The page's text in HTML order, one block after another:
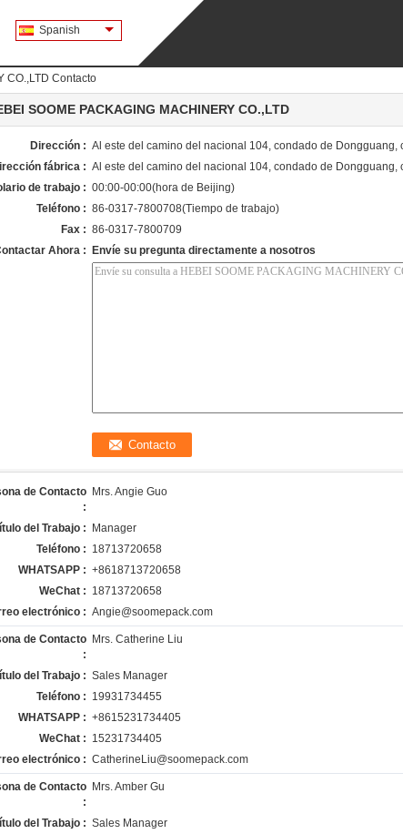
Spanish
CO.,LTD Contacto
SOOME PACKAGING MACHINERY CO.,LTD
Dirección : Al este del camino del nacional 104, condado de
fábrica : Al este del camino del nacional 104, condado de
de trabajo : 00:00-00:00(hora de Beijing)
Teléfono : 86-0317-7800708(Tiempo de trabajo)
Fax : 86-0317-7800709
Ahora :
Envíe su pregunta directamente a nosotros
de Contacto
:
Mrs. Angie Guo
del Trabajo :
Manager
Teléfono : 18713720658
WHATSAPP : +8618713720658
WeChat : 18713720658
electrónico : Angie@soomepack.com
de Contacto
:
Mrs. Catherine Liu
del Trabajo : Sales Manager
Teléfono : 19931734455
WHATSAPP : +8615231734405
WeChat : 15231734405
electrónico : CatherineLiu@soomepack.com
de Contacto
:
Mrs. Amber Gu
del Trabajo : Sales Manager